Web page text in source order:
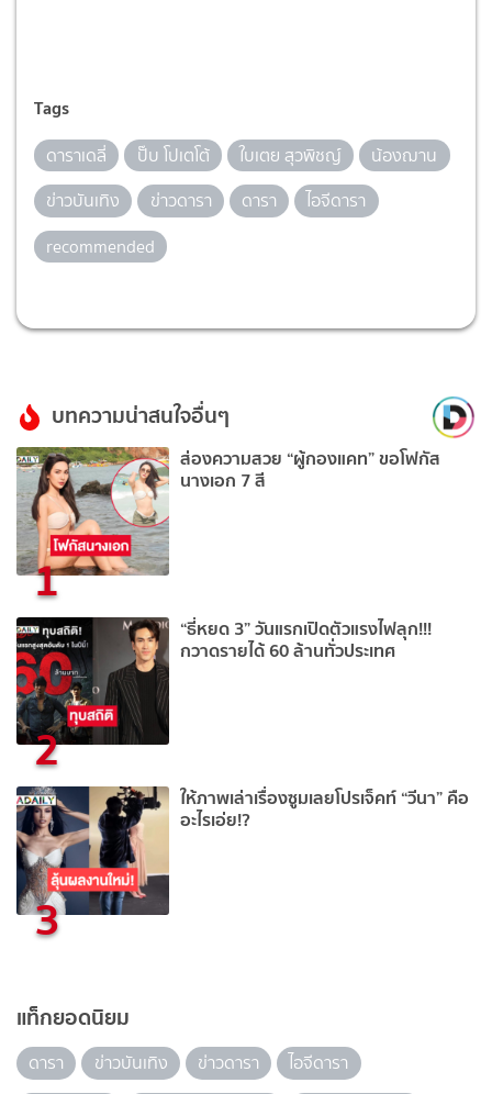
Tags
ดาราเดลี่ ปั๊บ โปเตโต้ ใบเตย สุวพิชญ์
น้องฌาน
ข่าวบันเทิง
ข่าวดารา ดารา
ไอจีดารา
recommended
บทความน่าสนใจอื่นๆ
1
ส่องความสวย “ผู้กองแคท” ขอโฟกัส
นางเอก 7 สี
2
“ธี่หยด 3” วันแรกเปิดตัวแรงไฟลุก!!!
กวาดรายได้ 60 ล้านทั่วประเทศ
3
ให้ภาพเล่าเรื่องซูมเลยโปรเจ็คท์ “วีนา” คือ
อะไรเอ่ย!?
แท็กยอดนิยม
ดารา ข่าวบันเทิง ข่าวดารา
ไอจีดารา